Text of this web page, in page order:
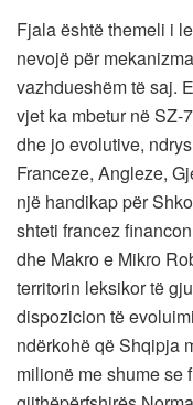
Fjala është themeli i
nevojë për
vazhdueshëm të saj.
vjet ka mbetur në SZ-
dhe jo evolutive,
Franceze, Angleze,
një handikap për
shteti francez
dhe Makro e Mikro
territorin leksikor të
dispozicion të
ndërkohë që Shqipja
milionë me shume se